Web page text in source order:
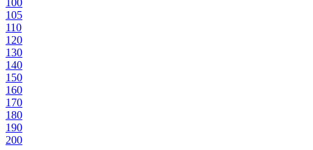
100
105
110
120
130
140
150
160
170
180
190
200